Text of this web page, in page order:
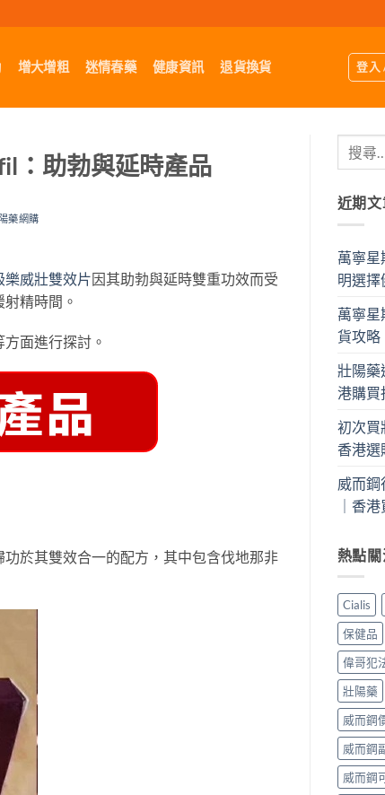
增大增粗 迷情春藥 健康資訊 退貨換貨 登入
：助勃與延時產品
藥網購
樂威壯雙效片因其助勃與延時雙重功效而受
精時間。
面進行探討。
於其雙效合一的配方，其中包含伐地那非
近期文
萬寧星
明選擇
萬寧星
貨攻略
壯陽藥
港購買
初次買
香港選
威而鋼
｜香
熱點關
Cialis
保健品
偉哥犯
壯陽藥
威而鋼
威而鋼
威而鋼